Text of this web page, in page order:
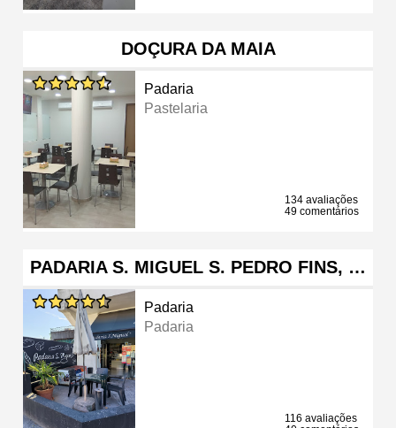
DOÇURA DA MAIA
Padaria
Pastelaria
134 avaliações
49 comentários
PADARIA S. MIGUEL S. PEDRO FINS, …
Padaria
Padaria
116 avaliações